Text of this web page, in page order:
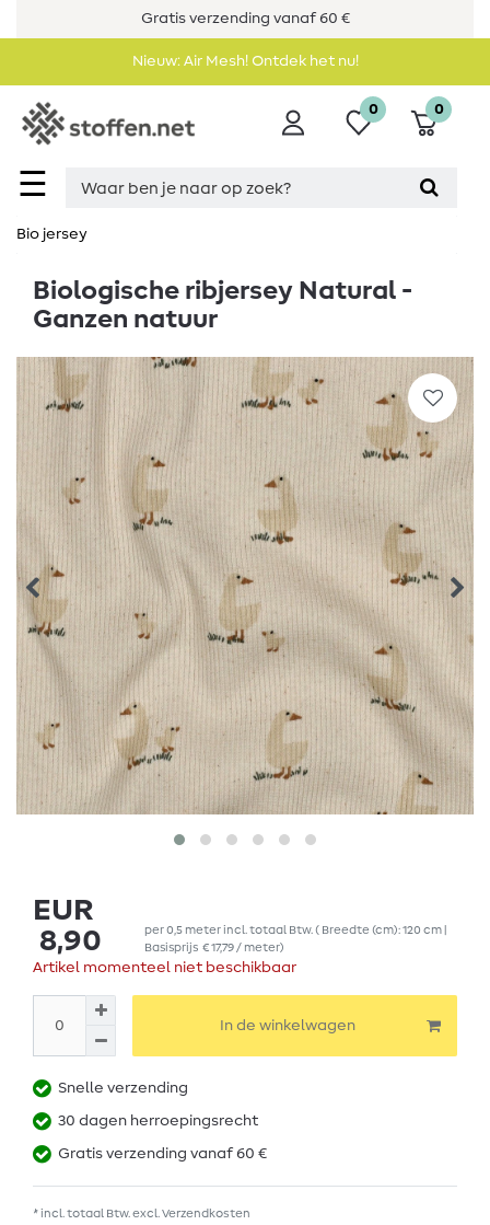
Gratis verzending vanaf 60 €
Nieuw: Air Mesh! Ontdek het nu!
☰
0 0
Bio jersey
Biologische ribjersey Natural -
Ganzen natuur
EUR
8,90
per0,5 meter incl. totaal Btw.( Breedte (cm): 120 cm |
Basisprijs€ 17,79 / meter)
Artikel momenteel niet beschikbaar
In de winkelwagen
Snelle verzending
30 dagen herroepingsrecht
Gratis verzending vanaf 60 €
* incl. totaal Btw. excl.Verzendkosten